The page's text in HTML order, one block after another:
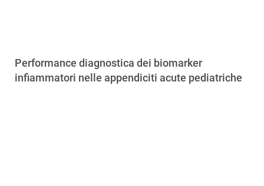
Performance diagnostica dei biomarker
infiammatori nelle appendiciti acute pediatriche